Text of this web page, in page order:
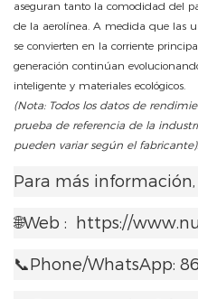
aseguran tanto la comodidad del
de la aerolínea. A medida que las
se convierten en la corriente
generación continúan
inteligente y materiales ecológicos.
(Nota: Todos los datos de
prueba de referencia de la
pueden variar según el fabricante).
Para más
🌐Web : https://
📞Phone/WhatsApp: